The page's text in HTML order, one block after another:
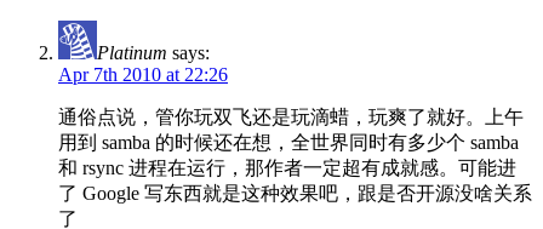
Platinum says:
Apr 7th 2010 at 22:26
通俗点说，管你玩双飞还是玩滴蜡，玩爽了就好。上午
用到 samba 的时候还在想，全世界同时有多少个 samba
和 rsync 进程在运行，那作者一定超有成就感。可能进
了 Google 写东西就是这种效果吧，跟是否开源没啥关系
了